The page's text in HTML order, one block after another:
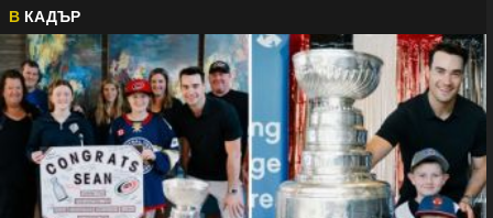
В КАДЪР